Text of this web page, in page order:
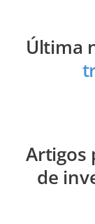
Última
Artigos
de